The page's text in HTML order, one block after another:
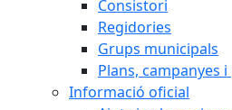
Consistori
Regidories
Grups municipals
Plans, campanyes
Informació oficial